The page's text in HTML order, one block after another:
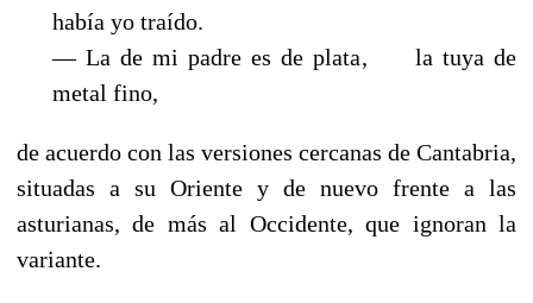
había yo traído.
— La de mi padre es de plata, la tuya de
metal fino,
de acuerdo con las versiones cercanas de Cantabria,
situadas a su Oriente y de nuevo frente a las
asturianas, de más al Occidente, que ignoran la
variante.